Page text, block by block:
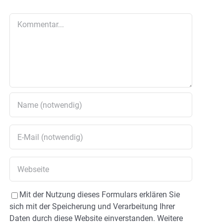
Mit der Nutzung dieses Formulars erklären Sie
sich mit der Speicherung und Verarbeitung Ihrer
Daten durch diese Website einverstanden. Weitere